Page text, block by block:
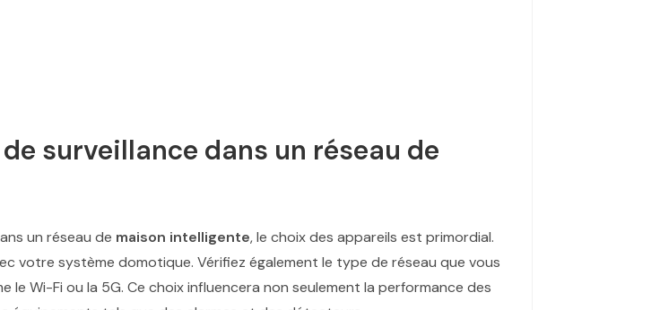
surveillance dans un réseau de
un réseau de maison intelligente, le choix des appareils est primordial.
votre système domotique. Vérifiez également le type de réseau que vous
le Wi-Fi ou la 5G. Ce choix influencera non seulement la performance des